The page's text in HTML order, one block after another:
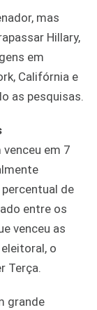
mas
Hillary,
em
Califórnia e
as pesquisas.
em 7
de
entre os
venceu as
o
Terça.
grande